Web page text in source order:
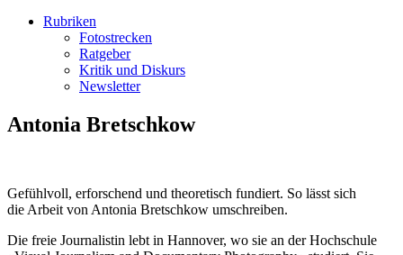
Rubriken
Fotostrecken
Ratgeber
Kritik und Diskurs
Newsletter
Antonia Bretschkow
Gefühlvoll, erforschend und theoretisch fundiert. So lässt sich
die Arbeit von Antonia Bretschkow umschreiben.
Die freie Journalistin lebt in Hannover, wo sie an der Hochschule